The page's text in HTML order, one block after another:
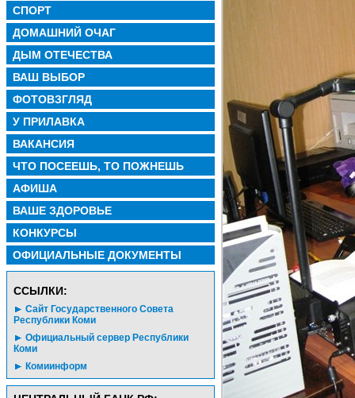
СПОРТ
ДОМАШНИЙ ОЧАГ
ДЫМ ОТЕЧЕСТВА
ВАШ ВЫБОР
ФОТОВЗГЛЯД
У ПРИЛАВКА
ВАКАНСИЯ
ЧТО ПОСЕЕШЬ, ТО ПОЖНЕШЬ
АФИША
ВАШЕ ЗДОРОВЬЕ
КОНКУРСЫ
ОФИЦИАЛЬНЫЕ ДОКУМЕНТЫ
CСЫЛКИ:
Сайт Государственного Совета
Республики Коми
Официальный сервер Республики
Коми
Комиинформ